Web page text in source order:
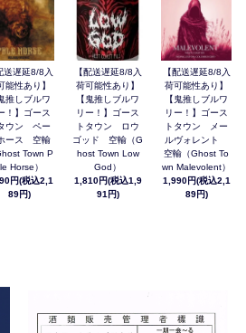
送遅延8/8入
能性あり】
推しブルワ
！】ゴース
ウン ペー
ース 空輸
Town P
Horse）
円(税込2,1
89円)
【配送遅延8/8入
荷可能性あり】
【鬼推しブルワ
リー！】ゴース
トタウン ロウ
ゴッド 空輸（G
host Town Low
God）
1,810円(税込1,9
91円)
【配送遅延8/8入
荷可能性あり】
【鬼推しブルワ
リー！】ゴース
トタウン メー
ルヴォレント
空輸（Ghost To
wn Malevolent）
1,990円(税込2,1
89円)